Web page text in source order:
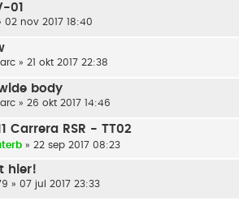
01
02 nov 2017 18:40
» 21 okt 2017 22:38
body
» 26 okt 2017 14:46
Carrera RSR - TT02
» 22 sep 2017 08:23
hier!
» 07 jul 2017 23:33